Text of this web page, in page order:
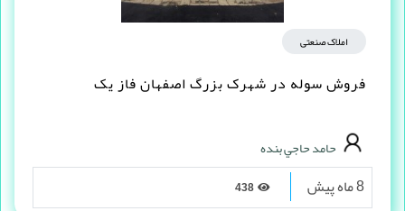
املاک صنعتی
فروش سوله در شهرک بزرگ اصفهان فاز یک
حامد حاجي بنده
8 ماه پیش